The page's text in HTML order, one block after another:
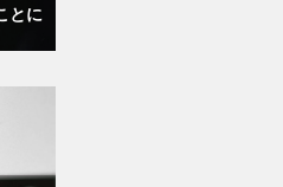
とに